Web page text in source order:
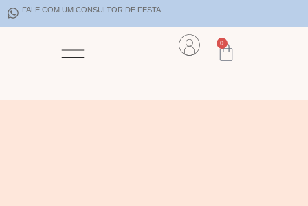
FALE COM UM CONSULTOR DE FESTA
0